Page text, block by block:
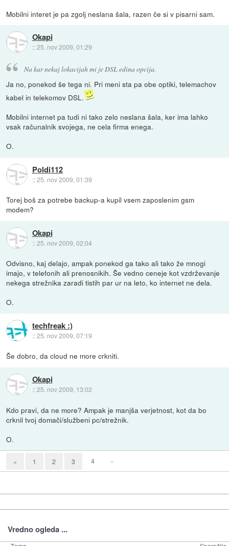
Mobilni interet je pa zgolj neslana šala, razen če si v pisarni sam.
Okapi
::25. nov 2009, 01:29
Na kar nekaj lokacijah mi je DSL edina opcija.
Ja no, ponekod še tega ni. Pri meni sta pa obe optiki, telemachov
kabel in telekomov DSL.
Mobilni internet pa tudi ni tako zelo neslana šala, ker ima lahko
vsak računalnik svojega, ne cela firma enega.
O.
Poldi112
::25. nov 2009, 01:39
Torej boš za potrebe backup-a kupil vsem zaposlenim gsm
modem?
Okapi
::25. nov 2009, 02:04
Odvisno, kaj delajo, ampak ponekod ga tako ali tako že mnogi
imajo, v telefonih ali prenosnikih. Še vedno ceneje kot vzdrževanje
nekega strežnika zaradi tistih par ur na leto, ko internet ne dela.
O.
techfreak :)
::25. nov 2009, 07:19
Še dobro, da cloud ne more crkniti.
Okapi
::25. nov 2009, 13:02
Kdo pravi, da ne more? Ampak je manjša verjetnost, kot da bo
crknil tvoj domači/službeni pc/strežnik.
O.
« 1 2 3 4 »
Vredno ogleda ...